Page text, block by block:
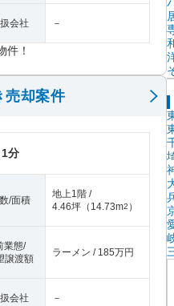
会社 －
件！
売却案件
1分
/面積
地上1階 /
4.46坪 （ 14.73m2 ）
業態/
譲渡額
ラーメン / 185万円
会社 －